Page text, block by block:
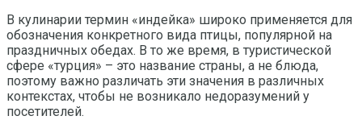
В кулинарии термин «индейка» широко применяется для
обозначения конкретного вида птицы, популярной на
праздничных обедах. В то же время, в туристической
сфере «турция» – это название страны, а не блюда,
поэтому важно различать эти значения в различных
контекстах, чтобы не возникало недоразумений у
посетителей.